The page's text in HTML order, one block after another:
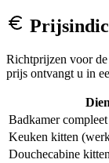
Richtprijzen voor
prijs ontvangt u in
Badkamer
Keuken kitten
Douchecabine kitten